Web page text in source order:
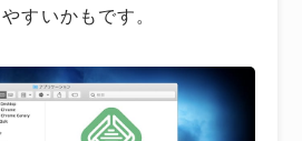
すいかもです。